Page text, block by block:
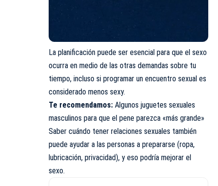
La planificación puede ser esencial para que el sexo
ocurra en medio de las otras demandas sobre tu
tiempo, incluso si programar un encuentro sexual es
considerado menos sexy.
Te recomendamos: Algunos juguetes sexuales
masculinos para que el pene parezca «más grande»
Saber cuándo tener relaciones sexuales también
puede ayudar a las personas a prepararse (ropa,
lubricación, privacidad), y eso podría mejorar el
sexo.